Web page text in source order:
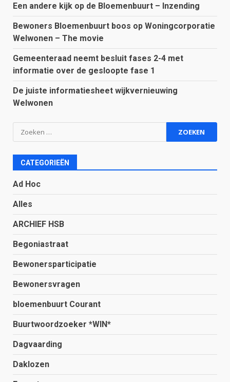
Een andere kijk op de Bloemenbuurt – Inzending
Bewoners Bloemenbuurt boos op Woningcorporatie
Welwonen – The movie
Gemeenteraad neemt besluit fases 2-4 met
informatie over de gesloopte fase 1
De juiste informatiesheet wijkvernieuwing
Welwonen
Zoeken
naar:
CATEGORIEËN
Ad Hoc
Alles
ARCHIEF HSB
Begoniastraat
Bewonersparticipatie
Bewonersvragen
bloemenbuurt Courant
Buurtwoordzoeker *WIN*
Dagvaarding
Daklozen